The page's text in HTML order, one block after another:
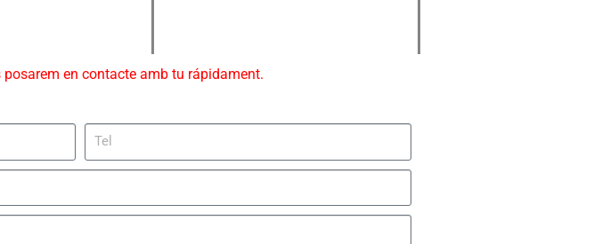
en contacte amb tu rápidament.